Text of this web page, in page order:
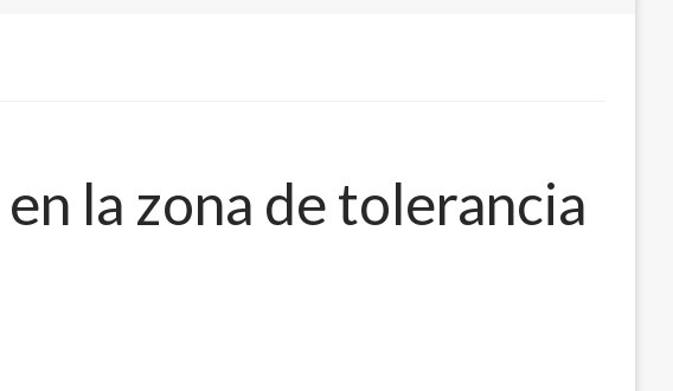
la zona de tolerancia